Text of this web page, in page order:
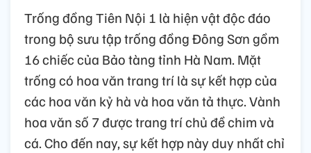
Trống đồng Tiên Nội 1 là hiện vật độc đáo
trong bộ sưu tập trống đồng Đông Sơn gồm
16 chiếc của Bảo tàng tỉnh Hà Nam. Mặt
trống có hoa văn trang trí là sự kết hợp của
các hoa văn kỷ hà và hoa văn tả thực. Vành
hoa văn số 7 được trang trí chủ đề chim và
cá. Cho đến nay, sự kết hợp này duy nhất chỉ